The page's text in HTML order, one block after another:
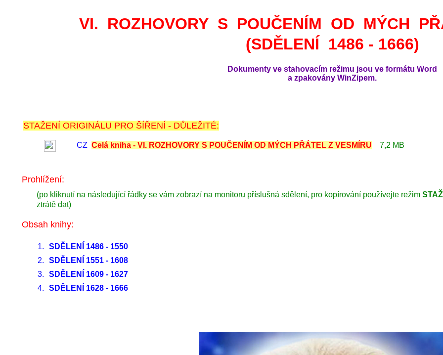
VI. ROZHOVORY S POUČENÍM OD MÝCH
(SDĚLENÍ 1486 - 1666)
Dokumenty ve stahovacím režimu jsou ve formátu Word
a zpakovány WinZipem.
STAŽENÍ ORIGINÁLU PRO ŠÍŘENÍ - DŮLEŽITÉ:
CZ Celá kniha - VI. ROZHOVORY S POUČENÍM OD MÝCH PŘÁTEL Z VESMÍRU 7,2 MB
Prohlížení:
(po kliknutí na následující řádky se vám zobrazí na monitoru příslušná sdělení, pro kopírování používejte režim
ztrátě dat)
Obsah knihy:
1.
SDĚLENÍ 1486 - 1550
2.
SDĚLENÍ 1551 - 1608
3.
SDĚLENÍ 1609 - 1627
4.
SDĚLENÍ 1628 - 1666